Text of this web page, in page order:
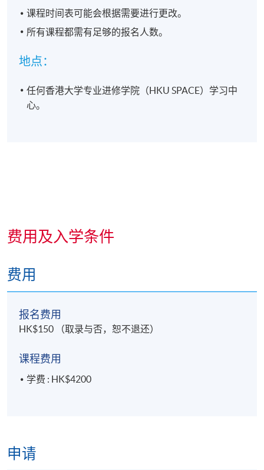
颁授证书
学员修毕课程，上课出席率达70%或以上，按香港大学
列 : 透过TikTok商店扩展全球市场" 修读证明书。
报名代码
课程时间表可能会根据需要进行更改。
所有课程都需有足够的报名人数。
地点：
任何香港大学专业进修学院（HKU SPACE）学习中
心。
费用及入学条件
费用
报名费用
HK$150 （取录与否，恕不退还）
课程费用
学费 : HK$4200
申请